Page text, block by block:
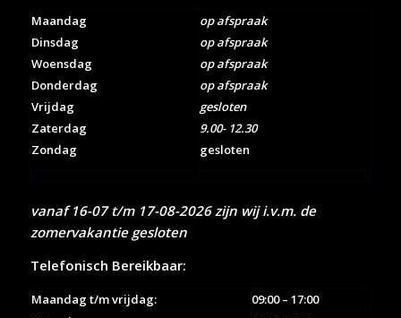
Maandag
Dinsdag
Woensdag
Donderdag
Vrijdag
Zaterdag
Zondag
op afspraak
op afspraak
op afspraak
op afspraak
gesloten
9.00- 12.30
gesloten
vanaf 16-07 t/m 17-08-2026 zijn wij i.v.m. de
zomervakantie gesloten
Telefonisch Bereikbaar:
Maandag t/m vrijdag:
09:00 – 17:00